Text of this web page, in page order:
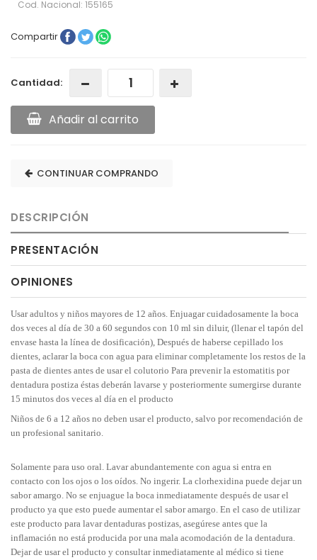
Cod. Nacional: 155165
Compartir
Cantidad:
Añadir al carrito
CONTINUAR COMPRANDO
DESCRIPCIÓN
PRESENTACIÓN
OPINIONES
Usar adultos y niños mayores de 12 años. Enjuagar cuidadosamente la boca
dos veces al día de 30 a 60 segundos con 10 ml sin diluir, (llenar el tapón del
envase hasta la línea de dosificación), Después de haberse cepillado los
dientes, aclarar la boca con agua para eliminar completamente los restos de la
pasta de dientes antes de usar el colutorio Para prevenir la estomatitis por
dentadura postiza éstas deberán lavarse y posteriormente sumergirse durante
15 minutos dos veces al día en el producto
Niños de 6 a 12 años no deben usar el producto, salvo por recomendación de
un profesional sanitario.
Solamente para uso oral. Lavar abundantemente con agua si entra en
contacto con los ojos o los oídos. No ingerir. La clorhexidina puede dejar un
sabor amargo. No se enjuague la boca inmediatamente después de usar el
producto ya que esto puede aumentar el sabor amargo. En el caso de utilizar
este producto para lavar dentaduras postizas, asegúrese antes que la
inflamación no está producida por una mala acomodación de la dentadura.
Dejar de usar el producto y consultar inmediatamente al médico si tiene